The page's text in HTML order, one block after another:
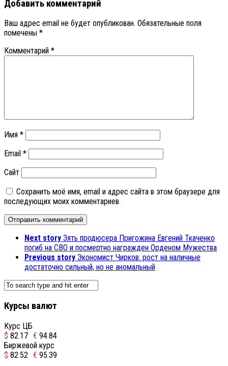
Добавить комментарий
Ваш адрес email не будет опубликован. Обязательные поля
помечены *
Комментарий *
Имя *
Email *
Сайт
Сохранить моё имя, email и адрес сайта в этом браузере для
последующих моих комментариев.
Next story Зять продюсера Пригожина Евгений Ткаченко
погиб на СВО и посмертно награжден Орденом Мужества
Previous story Экономист Чирков: рост на наличные
достаточно сильный, но не аномальный
Курсы валют
Курс ЦБ
$ 82.17 € 94.84
Биржевой курс
$ 82.52 € 95.39